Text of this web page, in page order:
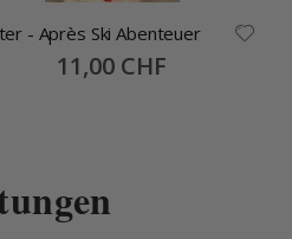
- Après Ski Abenteuer
Special
Price
11,00 CHF